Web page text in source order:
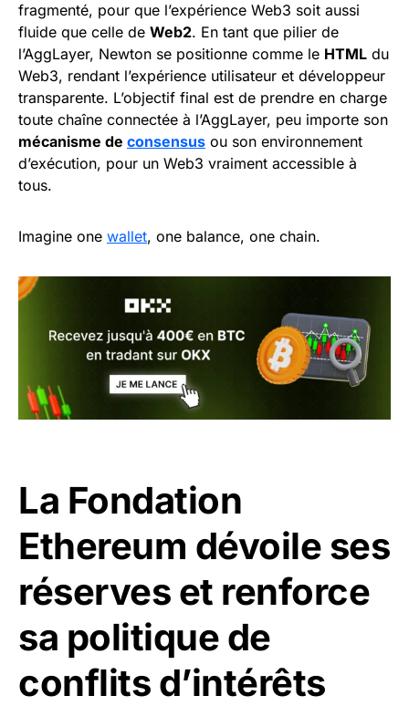
fragmenté, pour que l’expérience Web3 soit aussi
fluide que celle de Web2. En tant que pilier de
l’AggLayer, Newton se positionne comme le HTML du
Web3, rendant l’expérience utilisateur et développeur
transparente. L’objectif final est de prendre en charge
toute chaîne connectée à l’AggLayer, peu importe son
mécanisme de consensus ou son environnement
d’exécution, pour un Web3 vraiment accessible à
tous.
Imagine one wallet, one balance, one chain.
La Fondation
Ethereum dévoile ses
réserves et renforce
sa politique de
conflits d’intérêts